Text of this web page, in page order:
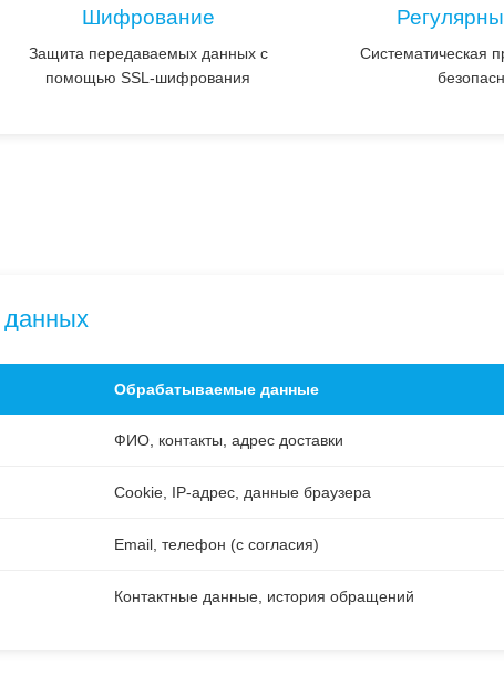
Шифрование
Защита передаваемых данных с
помощью SSL-шифрования
Систематическая
данных
Обрабатываемые данные
ФИО, контакты, адрес доставки
Cookie, IP-адрес, данные браузера
Email, телефон (с согласия)
Контактные данные, история обращений